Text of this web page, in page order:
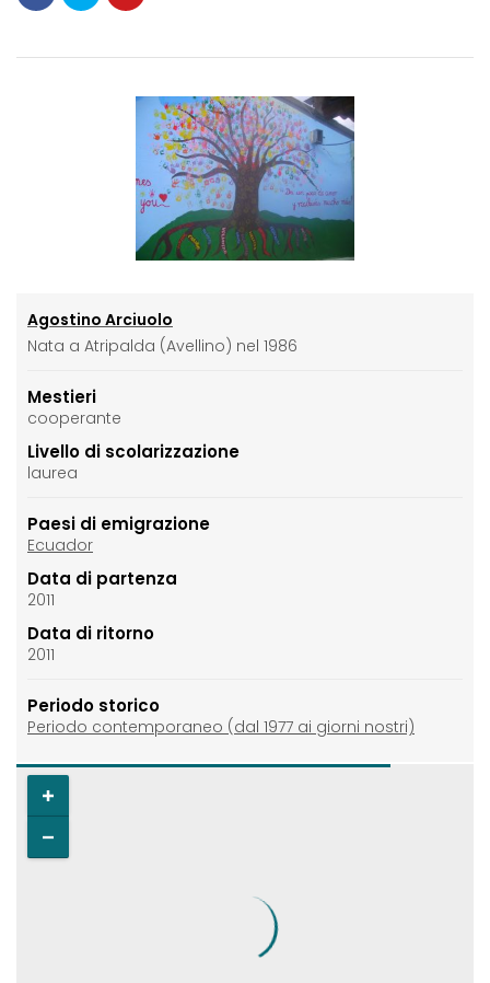
Agostino Arciuolo
Nata a Atripalda (Avellino) nel 1986
Mestieri
cooperante
Livello di scolarizzazione
laurea
Paesi di emigrazione
Ecuador
Data di partenza
2011
Data di ritorno
2011
Periodo storico
Periodo contemporaneo (dal 1977 ai giorni nostri)